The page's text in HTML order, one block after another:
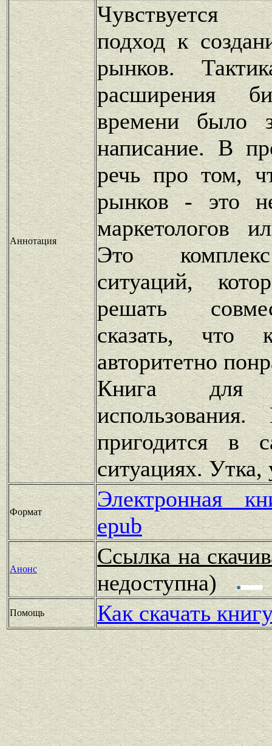
Аннотация
Чувствуется
подход к
рынков.
расширения
времени было
написание. В
речь про том,
рынков - это
маркетологов
Это
ситуаций,
решать
сказать, что
авторитетно
Книга для
пригодится в
ситуациях. Утка,
Формат
Электронная
epub
Анонс
Ссылка на
недоступна)
Помощь Как скачать